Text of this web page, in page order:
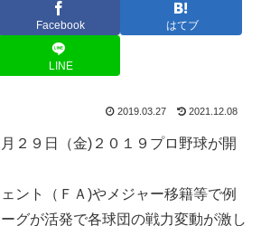
Facebook はてブ
LINE
2019.03.27 2021.12.08
２９日（金)２０１９プロ野球が開
ント（ＦＡ)やメジャー移籍等で例
グが活発で各球団の戦力変動が激し